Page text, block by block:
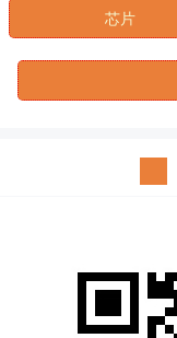
芯片